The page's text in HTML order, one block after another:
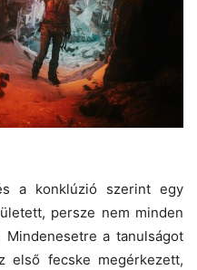
a konklúzió szerint egy
persze nem minden
Mindenesetre a tanulságot
fecske megérkezett,